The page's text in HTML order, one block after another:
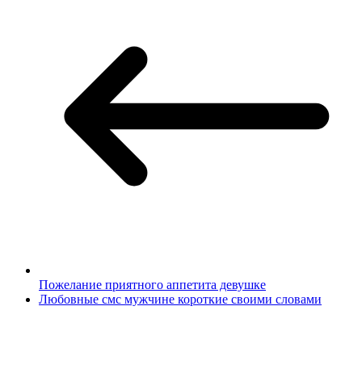
Пожелание приятного аппетита девушке
Любовные смс мужчине короткие своими словами